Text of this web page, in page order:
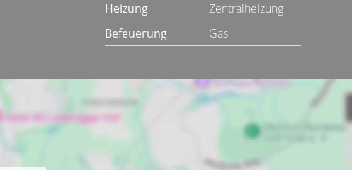
Heizung
Zentralheizung
Befeuerung
Gas